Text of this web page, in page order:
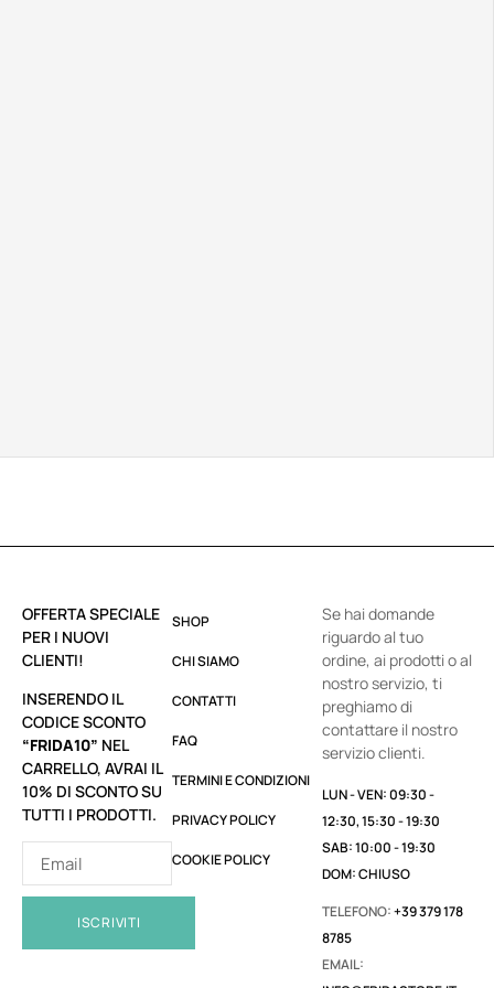
OFFERTA SPECIALE
PER I NUOVI
CLIENTI!
INSERENDO IL
CODICE SCONTO
“FRIDA10” NEL
CARRELLO, AVRAI IL
10% DI SCONTO SU
TUTTI I PRODOTTI.
ISCRIVITI
SHOP
CHI SIAMO
CONTATTI
FAQ
TERMINI E CONDIZIONI
PRIVACY POLICY
COOKIE POLICY
Se hai domande
riguardo al tuo
ordine, ai prodotti o al
nostro servizio, ti
preghiamo di
contattare il nostro
servizio clienti.
LUN - VEN: 09:30 -
12:30, 15:30 - 19:30
SAB: 10:00 - 19:30
DOM: CHIUSO
TELEFONO:+39 379 178
8785
EMAIL: